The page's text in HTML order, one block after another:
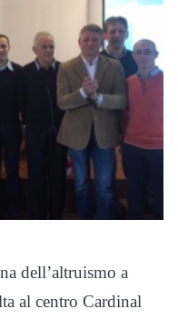
dell’altruismo a
al centro Cardinal